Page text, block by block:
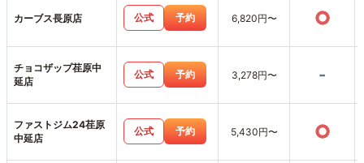
カーブス長原店 公式 予約 6,820円〜 ○
チョコザップ荏原中
延店
公式 予約 3,278円〜 -
ファストジム24荏原
中延店
公式 予約 5,430円〜 ○